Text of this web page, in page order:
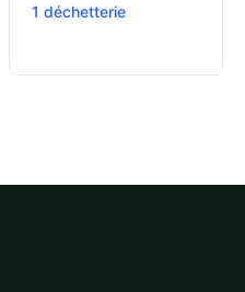
1 déchetterie